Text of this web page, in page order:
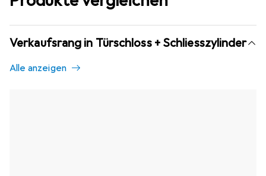
Verkaufsrang in Türschloss + Schliesszylinder
Alle anzeigen